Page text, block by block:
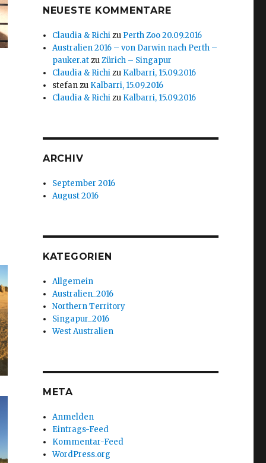
NEUESTE KOMMENTARE
Claudia & Richizu Perth Zoo 20.09.2016
Australien 2016 – von Darwin nach Perth –
pauker.atzuZürich – Singapur
Claudia & Richizu Kalbarri, 15.09.2016
stefanzu Kalbarri, 15.09.2016
Claudia & Richizu Kalbarri, 15.09.2016
ARCHIV
September 2016
August 2016
KATEGORIEN
Allgemein
Australien_2016
Northern Territory
Singapur_2016
West Australien
META
Anmelden
Eintrags-Feed
Kommentar-Feed
WordPress.org